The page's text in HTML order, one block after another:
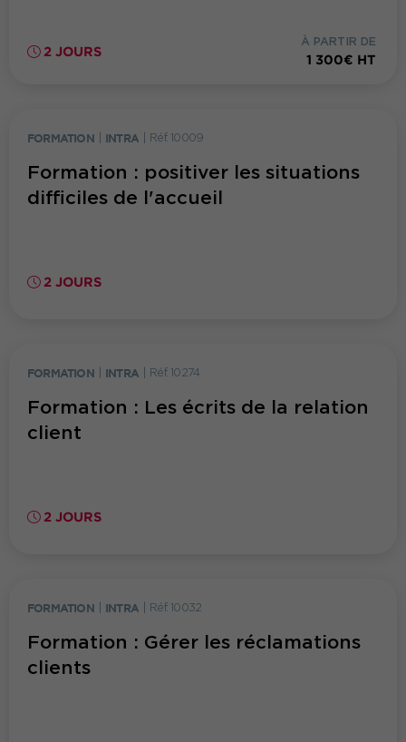
2 JOURS
À PARTIR DE
1 300€ HT
FORMATION INTRA Réf. 10009
Formation : positiver les situations
difficiles de l'accueil
2 JOURS
FORMATION INTRA Réf. 10274
Formation : Les écrits de la relation
client
2 JOURS
FORMATION INTRA Réf. 10032
Formation : Gérer les réclamations
clients